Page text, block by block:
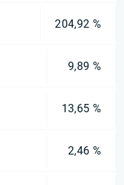
204,92 %
9,89 %
13,65 %
2,46 %